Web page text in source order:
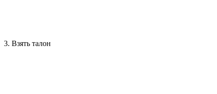
3. Взять талон